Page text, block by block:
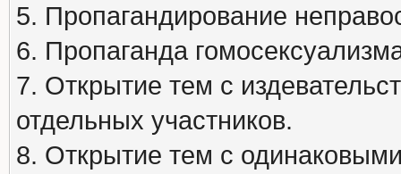
5. Пропагандирование
6. Пропаганда
7. Открытие тем с
отдельных участников.
8. Открытие тем с